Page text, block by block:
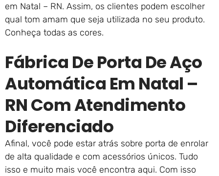
em Natal – RN. Assim, os clientes podem escolher
qual tom amam que seja utilizada no seu produto.
Conheça todas as cores.
Fábrica De Porta De Aço
Automática Em Natal –
RN Com Atendimento
Diferenciado
Afinal, você pode estar atrás sobre porta de enrolar
de alta qualidade e com acessórios únicos. Tudo
isso e muito mais você encontra aqui. Com isso